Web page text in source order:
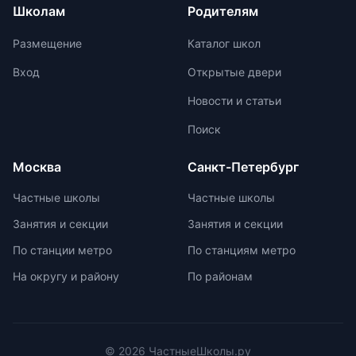
учеников. Отсутствие страха перед
оценке помогают детям развивать
свои навыки и интересы.
олимпиадах. Путь к
начинается с национальных
соревнований, включая школьные,
тренировочные сборы,
интенсивные занятия, практикумы,
индивидуальные консультации.
Участие в международных
новый опыт, пройти серьезную
Школам
Размещение
Вход
Родителям
Каталог школ
Открытые двери
Новости и статьи
Поиск
Москва
Частные школы
Занятия и секции
По станции метро
На округу и району
Санкт-Петербург
Частные школы
Занятия и секции
По станциям метро
По районам
© 2026 ЧастныеШколы.ру